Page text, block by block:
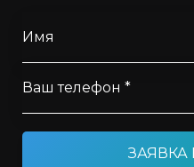
Имя
Ваш телефон *
ЗАЯВКА